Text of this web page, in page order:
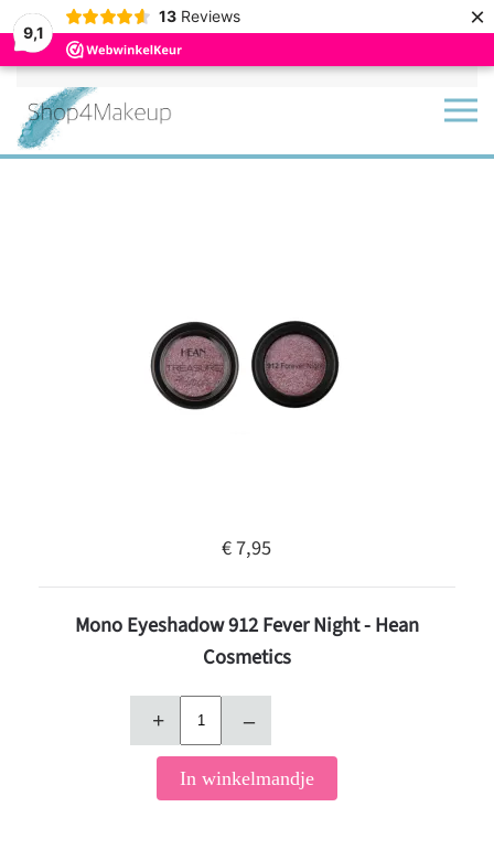
9,1
13 Reviews ×
Terug naar hoofdinhoud
€ 7,95
Mono Eyeshadow 912 Fever Night - Hean
Cosmetics
+ –
In winkelmandje